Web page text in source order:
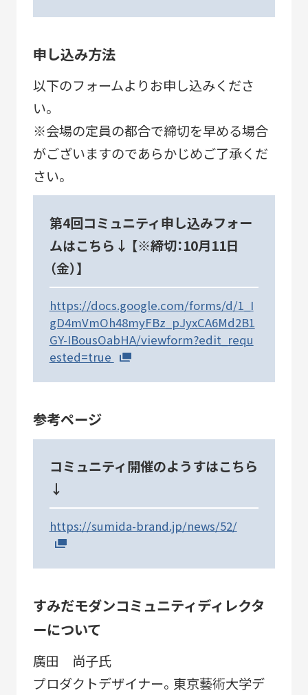
申し込み方法
以下のフォームよりお申し込みくださ
い。
※会場の定員の都合で締切を早める場合
がございますのであらかじめご了承くだ
さい。
第4回コミュニティ申し込みフォー
ムはこちら↓ 【※締切：10月11日
（金）】
https://docs.google.com/forms/d/1_I
gD4mVmOh48myFBz_pJyxCA6Md2B1
GY-IBousOabHA/viewform?edit_requ
ested=true
参考ページ
コミュニティ開催のようすはこちら
↓
https://sumida-brand.jp/news/52/
すみだモダンコミュニティディレクタ
ーについて
廣田 尚子氏
プロダクトデザイナー。東京藝術大学デ